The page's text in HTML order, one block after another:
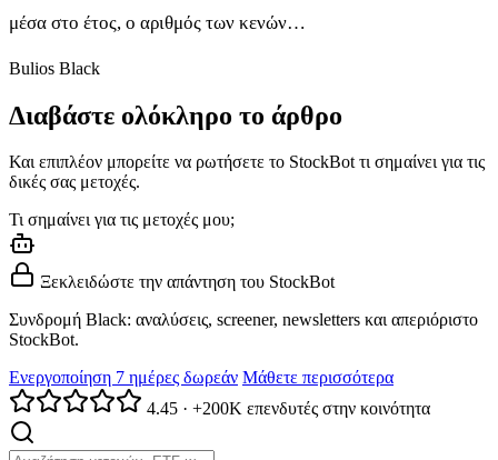
μέσα στο έτος, ο αριθμός των κενών…
Bulios Black
Διαβάστε ολόκληρο το άρθρο
Και επιπλέον μπορείτε να ρωτήσετε το StockBot τι σημαίνει για τις
δικές σας μετοχές.
Τι σημαίνει για τις μετοχές μου;
Ξεκλειδώστε την απάντηση του StockBot
Συνδρομή Black: αναλύσεις, screener, newsletters και απεριόριστο
StockBot.
Ενεργοποίηση 7 ημέρες δωρεάν Μάθετε περισσότερα
4.45 · +200K επενδυτές στην κοινότητα